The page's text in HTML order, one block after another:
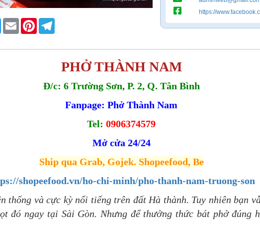
Twitter Email Pinterest
https://
PHỞ THÀNH NAM
Đ/c: 6 Trường Sơn, P. 2, Q. Tân Bình
Fanpage: Phở Thành Nam
Tel: 0906374579
Mở cửa 24/24
Ship qua Grab, Gojek. Shopeefood, Be
shopeefood.vn/ho-chi-minh/pho-thanh-nam-truong-son
thống và cực kỳ nổi tiếng trên đất Hà thành. Tuy nhiên bạn
đó ngay tại Sài Gòn. Nhưng để thưởng thức bát phở đúng